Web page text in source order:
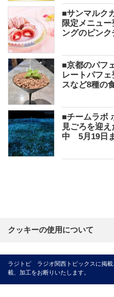
■サンマルク
限定メニュ
ングのピン
■京都のパフ
レートパフ
スなど8種の
■チームラボ
見ごろを迎
中 5月19日
クッキーの使用について
ラジトピ ラジオ関西トピックスに掲
載、加工をお断りいたします。